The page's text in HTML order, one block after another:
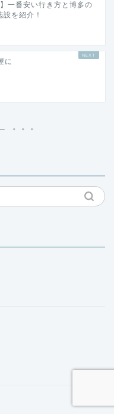
一番安い行き方と博多の
を紹介！
に